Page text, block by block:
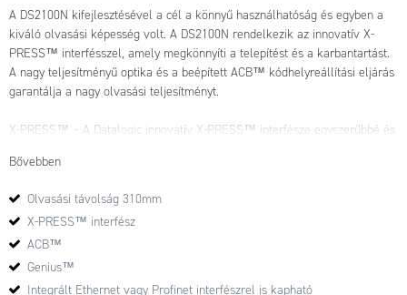
A DS2100N kifejlesztésével a cél a könnyű használhatóság és egyben a
kiváló olvasási képesség volt. A DS2100N rendelkezik az innovatív X-
PRESS™ interfésszel, amely megkönnyíti a telepítést és a karbantartást.
A nagy teljesítményű optika és a beépített ACB™ kódhelyreállítási eljárás
garantálja a nagy olvasási teljesítményt.
X-PRESS™ – A Datalogic innovatív X-PRESS™ interfésze egyszerűbbé és
jól áttekinthetően jeleníti meg az állapot- és diagnosztikai információkat.
skála, a leolvasási távolság és az új kódok betanítása.
ACB™ (Advanced Code Builder – továbbfejlesztett kódfelépítés)
Ez a funkció a sérült kódok leolvasását teszi lehetővé úgy, hogy egy kód
két részét összeilleszti. Az ACB™ segítségével hatékonyan leolvashatóak
Bővebben
Olvasási távolság 310mm
X-PRESS™ interfész
ACB™
Genius™
Integrált Ethernet vagy Profinet interfészrel is kapható